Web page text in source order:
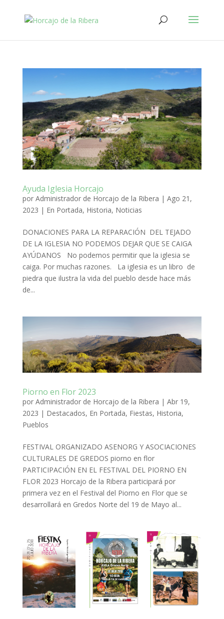
Ayuda Iglesia Horcajo
por Administrador de Horcajo de la Ribera | Ago 21,
2023 | En Portada, Historia, Noticias
DONACIONES PARA LA REPARACIÓN DEL TEJADO
DE LA IGLESIA NO PODEMOS DEJAR QUE SE CAIGA
AYÚDANOS No podemos permitir que la iglesia se
caiga. Por muchas razones. La iglesia es un libro de
piedra que ilustra la vida del pueblo desde hace más
de...
Piorno en Flor 2023
por Administrador de Horcajo de la Ribera | Abr 19,
2023 | Destacados, En Portada, Fiestas, Historia,
Pueblos
FESTIVAL ORGANIZADO ASENORG Y ASOCIACIONES
CULTURALES DE GREDOS piorno en flor
PARTICIPACIÓN EN EL FESTIVAL DEL PIORNO EN
FLOR 2023 Horcajo de la Ribera participará por
primera vez en el Festival del Piorno en Flor que se
desarrollará en Gredos Norte del 19 de Mayo al...